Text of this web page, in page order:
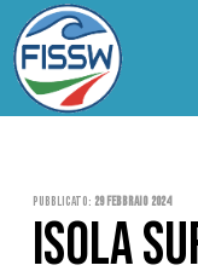
Pubblicato: 29 Febbraio 2024
ISOLA